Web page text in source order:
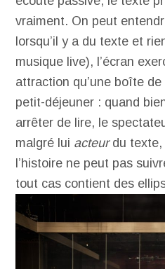
vraiment. On peut
lorsqu’il y a du texte et
musique live), l’écran
attraction qu’une boîte de
petit-déjeuner : quand
arrêter de lire, le
malgré lui acteurdu texte,
l’histoire ne peut pas
tout cas contient des